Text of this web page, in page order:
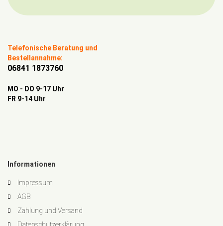
Telefonische Beratung und
Bestellannahme:
06841 1873760
MO - DO 9-17 Uhr
FR 9-14 Uhr
Informationen
Impressum
AGB
Zahlung und Versand